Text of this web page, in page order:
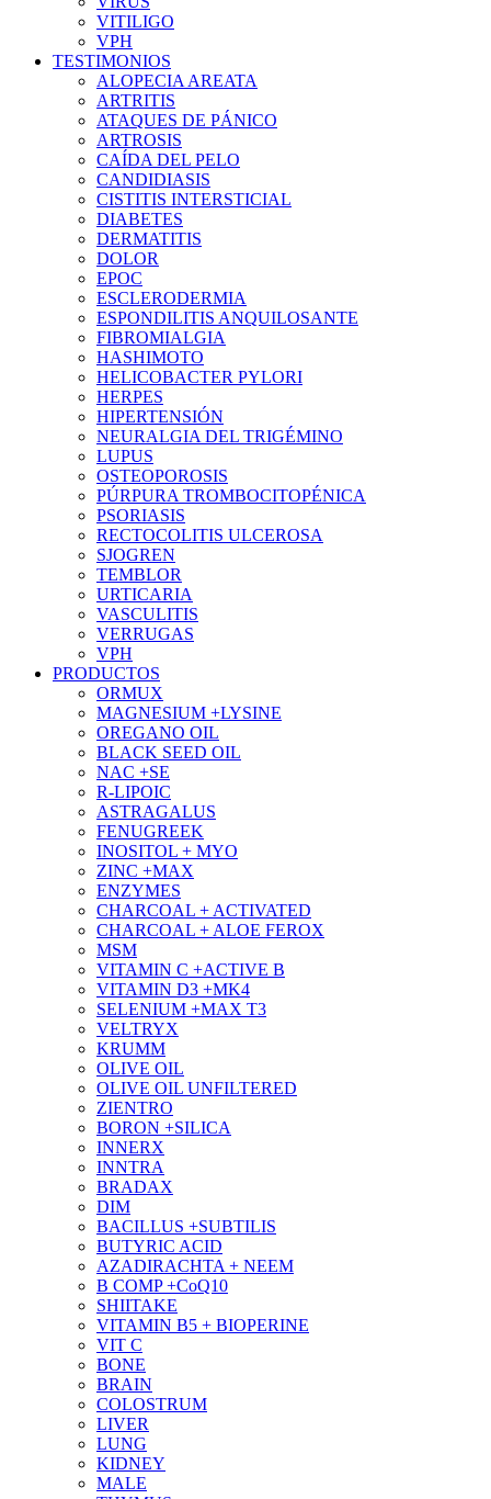
VITILIGO
VPH
TESTIMONIOS
ALOPECIA AREATA
ARTRITIS
ATAQUES DE PÁNICO
ARTROSIS
CAÍDA DEL PELO
CANDIDIASIS
CISTITIS INTERSTICIAL
DIABETES
DERMATITIS
DOLOR
EPOC
ESCLERODERMIA
ESPONDILITIS ANQUILOSANTE
FIBROMIALGIA
HASHIMOTO
HELICOBACTER PYLORI
HERPES
HIPERTENSIÓN
NEURALGIA DEL TRIGÉMINO
LUPUS
OSTEOPOROSIS
PÚRPURA TROMBOCITOPÉNICA
PSORIASIS
RECTOCOLITIS ULCEROSA
SJOGREN
TEMBLOR
URTICARIA
VASCULITIS
VERRUGAS
VPH
PRODUCTOS
ORMUX
MAGNESIUM +LYSINE
OREGANO OIL
BLACK SEED OIL
NAC +SE
R-LIPOIC
ASTRAGALUS
FENUGREEK
INOSITOL + MYO
ZINC +MAX
ENZYMES
CHARCOAL + ACTIVATED
CHARCOAL + ALOE FEROX
MSM
VITAMIN C +ACTIVE B
VITAMIN D3 +MK4
SELENIUM +MAX T3
VELTRYX
KRUMM
OLIVE OIL
OLIVE OIL UNFILTERED
ZIENTRO
BORON +SILICA
INNERX
INNTRA
BRADAX
DIM
BACILLUS +SUBTILIS
BUTYRIC ACID
AZADIRACHTA + NEEM
B COMP +CoQ10
SHIITAKE
VITAMIN B5 + BIOPERINE
VIT C
BONE
BRAIN
COLOSTRUM
LIVER
LUNG
KIDNEY
MALE